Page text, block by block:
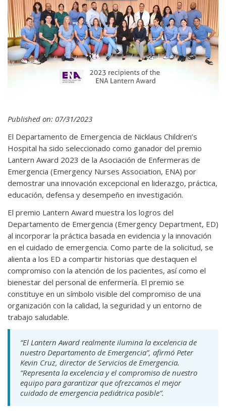
Published on: 07/31/2023
El Departamento de Emergencia de Nicklaus Children’s
Hospital ha sido seleccionado como ganador del premio
Lantern Award 2023 de la Asociación de Enfermeras de
Emergencia (Emergency Nurses Association, ENA) por
demostrar una innovación excepcional en liderazgo, práctica,
educación, defensa y desempeño en investigación.
El premio Lantern Award muestra los logros del
Departamento de Emergencia (Emergency Department, ED)
al incorporar la práctica basada en evidencia y la innovación
en el cuidado de emergencia. Como parte de la solicitud, se
alienta a los ED a compartir historias que destaquen el
compromiso con la atención de los pacientes, así como el
bienestar del personal de enfermería. El premio se
constituye en un símbolo visible del compromiso de una
organización con la calidad, la seguridad y un entorno de
trabajo saludable.
“El Lantern Award realmente ilumina la excelencia de
nuestro Departamento de Emergencia”, afirmó Peter
Kevin Cruz, director de Servicios de Emergencia.
“Representa la excelencia y el compromiso de nuestro
equipo para garantizar que ofrezcamos el mejor
cuidado de emergencia pediátrica posible”.